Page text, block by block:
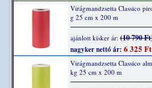
Virágmandzsetta Classico
g 25 cm x 200 m
ajánlott kisker ár:(10 790
nagyker nettó ár: 6 325 Ft
Virágmandzsetta Classico
kg 25 cm x 200 m